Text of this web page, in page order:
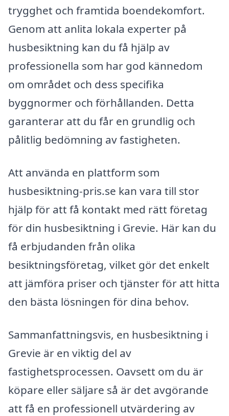
trygghet och framtida boendekomfort.
Genom att anlita lokala experter på
husbesiktning kan du få hjälp av
professionella som har god kännedom
om området och dess specifika
byggnormer och förhållanden. Detta
garanterar att du får en grundlig och
pålitlig bedömning av fastigheten.
Att använda en plattform som
husbesiktning-pris.se kan vara till stor
hjälp för att få kontakt med rätt företag
för din husbesiktning i Grevie. Här kan du
få erbjudanden från olika
besiktningsföretag, vilket gör det enkelt
att jämföra priser och tjänster för att hitta
den bästa lösningen för dina behov.
Sammanfattningsvis, en husbesiktning i
Grevie är en viktig del av
fastighetsprocessen. Oavsett om du är
köpare eller säljare så är det avgörande
att få en professionell utvärdering av